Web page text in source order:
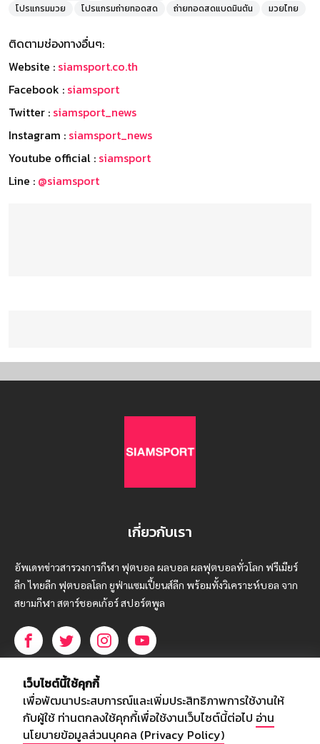
โปรแกรมมวย
โปรแกรมถ่ายทอดสด ถ่ายทอดสดแบดมินตัน มวยไทย
ติดตามช่องทางอื่นๆ:
Website : siamsport.co.th
Facebook : siamsport
Twitter : siamsport_news
Instagram : siamsport_news
Youtube official : siamsport
Line : @siamsport
เกี่ยวกับเรา
อัพเดทข่าวสารวงการกีฬา ฟุตบอล ผลบอล ผลฟุตบอลทั่วโลก ฟรีเมียร์
ลีก ไทยลีก ฟุตบอลโลก ยูฟ่าแซมเปี้ยนส์ลีก พร้อมทั้งวิเคราะห์บอล จาก
สยามกีฬา สตาร์ชอคเก้อร์ สปอร์ตพูล
บริษัท สยามสปอร์ต ซินติเคท จำกัด (มหาชน)
เลขที่ 66/26 - 29 ซอยรามอินทรา 40
ถนนรามอินทรา แขวงนวลจันทร์
เขตบึงกุ่ม กรุงเทพฯ 10230
เว็บไซต์นี้ใช้คุกกี้
เพื่อพัฒนาประสบการณ์และเพิ่มประสิทธิภาพการใช้งานให้
กับผู้ใช้ ท่านตกลงใช้คุกกี้เพื่อใช้งานเว็บไซต์นี้ต่อไป อ่าน
นโยบายข้อมูลส่วนบุคคล (Privacy Policy)